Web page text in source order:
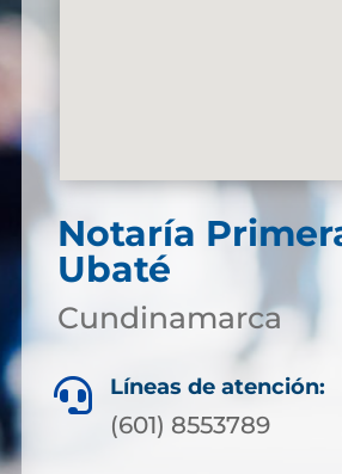
Notaría
Ubaté
Cundinamarca
 Líneas de atención:
(601) 8553789